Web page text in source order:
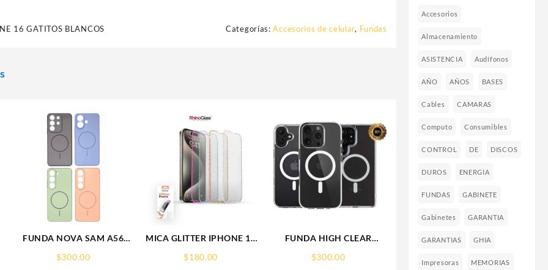
16 GATITOS BLANCOS Categorías:Accesorios de celular, Fundas
FUNDA NOVA SAM A56
SOPORTE MAGNETICO
$300.00
MICA GLITTER IPHONE 17
GLITTER FRAME
$180.00
FUNDA HIGH CLEAR
$300.00
Accesorios
Almacenamiento
ASISTENCIA Audífonos
AÑO AÑOS BASES
Cables CAMARAS
Computo Consumibles
CONTROL DE DISCOS
DUROS ENERGIA
FUNDAS GABINETE
Gabinetes GARANTIA
GARANTIAS GHIA
Impresoras MEMORIAS